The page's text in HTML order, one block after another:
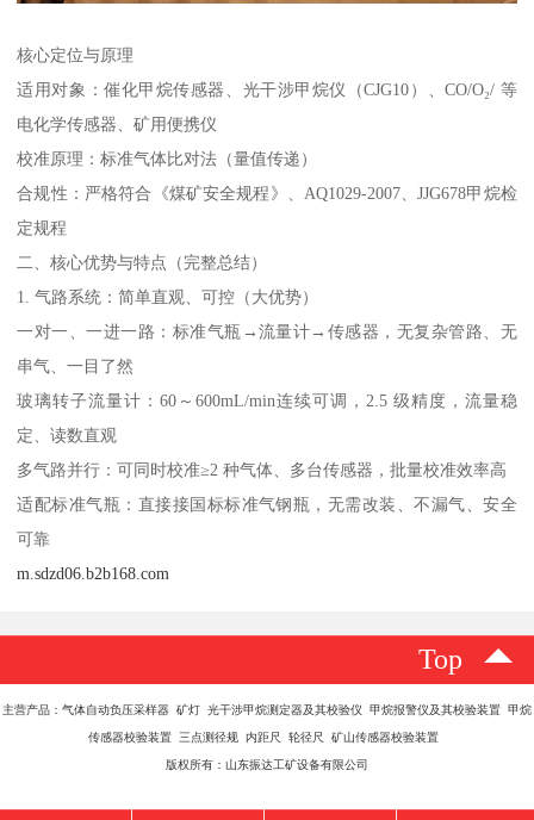
核心定位与原理
适用对象：催化甲烷传感器、光干涉甲烷仪（CJG10）、CO/O₂/ 等
电化学传感器、矿用便携仪
校准原理：标准气体比对法（量值传递）
合规性：严格符合《煤矿安全规程》、AQ1029-2007、JJG678甲烷检
定规程
二、核心优势与特点（完整总结）
1. 气路系统：简单直观、可控（大优势）
一对一、一进一路：标准气瓶→流量计→传感器，无复杂管路、无
串气、一目了然
玻璃转子流量计：60～600mL/min连续可调，2.5 级精度，流量稳
定、读数直观
多气路并行：可同时校准≥2 种气体、多台传感器，批量校准效率高
适配标准气瓶：直接接国标标准气钢瓶，无需改装、不漏气、安全
可靠
m.sdzd06.b2b168.com
Top
主营产品：气体自动负压采样器 矿灯 光干涉甲烷测定器及其校验仪 甲烷报警仪及其校验装置 甲烷
传感器校验装置 三点测径规 内距尺 轮径尺 矿山传感器校验装置
版权所有：山东振达工矿设备有限公司